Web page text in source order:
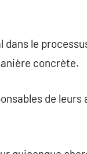
le
concrète.
de